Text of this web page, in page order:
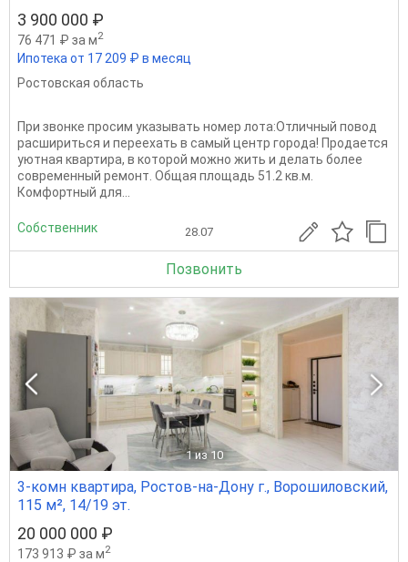
3 900 000 ₽
76 471 ₽ за м2
Ипотека от 17 209 ₽ в месяц
Ростовская область
При звонке просим указывать номер лота:Отличный повод
расшириться и переехать в самый центр города! Продается
уютная квартира, в которой можно жить и делать более
современный ремонт. Общая площадь 51.2 кв.м.
Комфортный для...
Собственник 28.07
Позвонить
1 из 10
3-комн квартира, Ростов-на-Дону г., Ворошиловский,
115 м², 14/19 эт.
20 000 000 ₽
173 913 ₽ за м2